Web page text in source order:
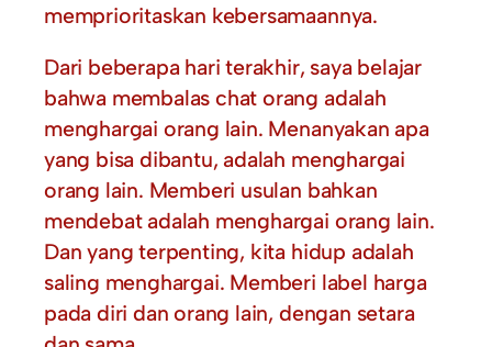
memprioritaskan kebersamaannya.
Dari beberapa hari terakhir, saya belajar
bahwa membalas chat orang adalah
menghargai orang lain. Menanyakan apa
yang bisa dibantu, adalah menghargai
orang lain. Memberi usulan bahkan
mendebat adalah menghargai orang lain.
Dan yang terpenting, kita hidup adalah
saling menghargai. Memberi label harga
pada diri dan orang lain, dengan setara